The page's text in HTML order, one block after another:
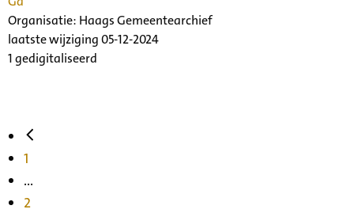
Organisatie: Haags Gemeentearchief
laatste wijziging 05-12-2024
1 gedigitaliseerd
1
...
2